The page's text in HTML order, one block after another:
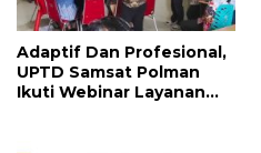
Adaptif Dan Profesional,
UPTD Samsat Polman
Ikuti Webinar Layanan